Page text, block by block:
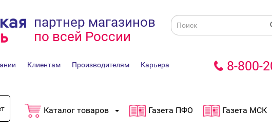
партнер магазинов
по всей России
Клиентам Производителям Карьера 8-800-
Каталог товаров Газета ПФО Газета МСК